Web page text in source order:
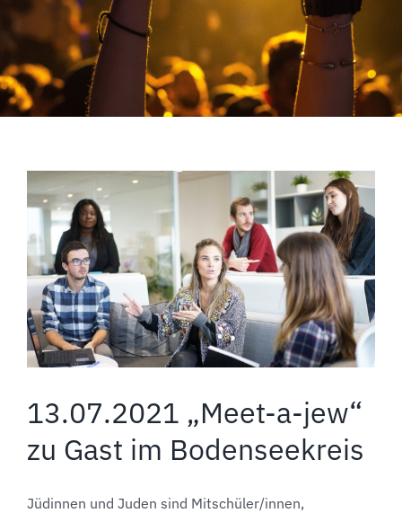
13.07.2021 „Meet-a-jew“
zu Gast im Bodenseekreis
Jüdinnen und Juden sind Mitschüler/innen,